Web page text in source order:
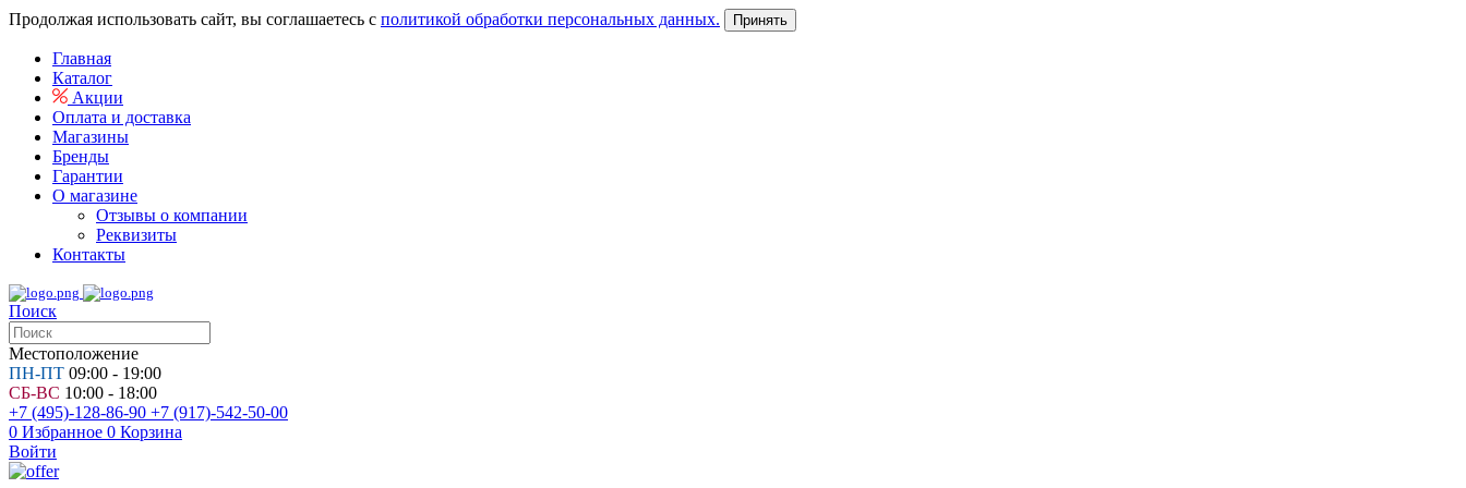
Продолжая использовать сайт, вы соглашаетесь с политикой обработки персональных данных. Принять
Главная
Каталог
Акции
Оплата и доставка
Магазины
Бренды
Гарантии
О магазине
Отзывы о компании
Реквизиты
Контакты
Поиск
Местоположение
ПН-ПТ 09:00 - 19:00
СБ-ВС 10:00 - 18:00
+7 (495)-128-86-90 +7 (917)-542-50-00
0 Избранное 0 Корзина
Войти